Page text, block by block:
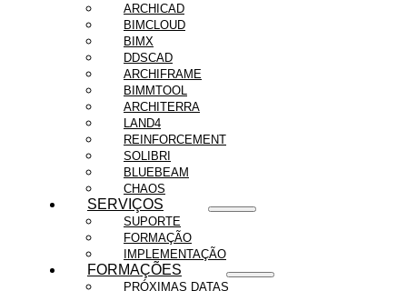
ARCHICAD
BIMCLOUD
BIMX
DDSCAD
ARCHIFRAME
BIMMTOOL
ARCHITERRA
LAND4
REINFORCEMENT
SOLIBRI
BLUEBEAM
CHAOS
SERVIÇOS
SUPORTE
FORMAÇÃO
IMPLEMENTAÇÃO
FORMAÇÕES
PRÓXIMAS DATAS